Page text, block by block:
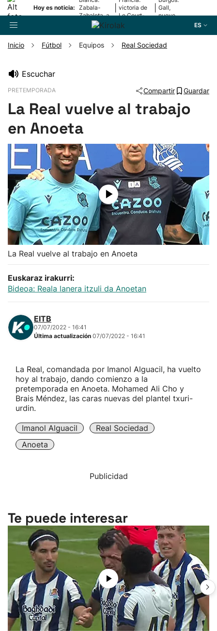
Hoy es noticia: Zabala-
Zabaleta, a
la final
victoria de
Le Court-
Pienaar
Gall,
nuevo
ES
Pelota
Remo
Baloncesto
Ciclismo
Herri-kirolak
Balonmano
Kirolak 360
Atletismo
Carreras de montaña
Más deportes
"Helmuga"
Inicio Fútbol Equipos Real Sociedad
Escuchar
PRETEMPORADA Compartir Guardar
La Real vuelve al trabajo
en Anoeta
La Real vuelve al trabajo en Anoeta
Euskaraz irakurri:
Bideoa: Reala lanera itzuli da Anoetan
EITB
07/07/2022 - 16:41
Última actualización 07/07/2022 - 16:41
La Real, comandada por Imanol Alguacil, ha vuelto
hoy al trabajo, dando comienzo a la
pretemporada en Anoeta. Mohamed Ali Cho y
Brais Méndez, las caras nuevas del plantel txuri-
urdin.
Imanol Alguacil
Real Sociedad
Anoeta
Publicidad
Te puede interesar